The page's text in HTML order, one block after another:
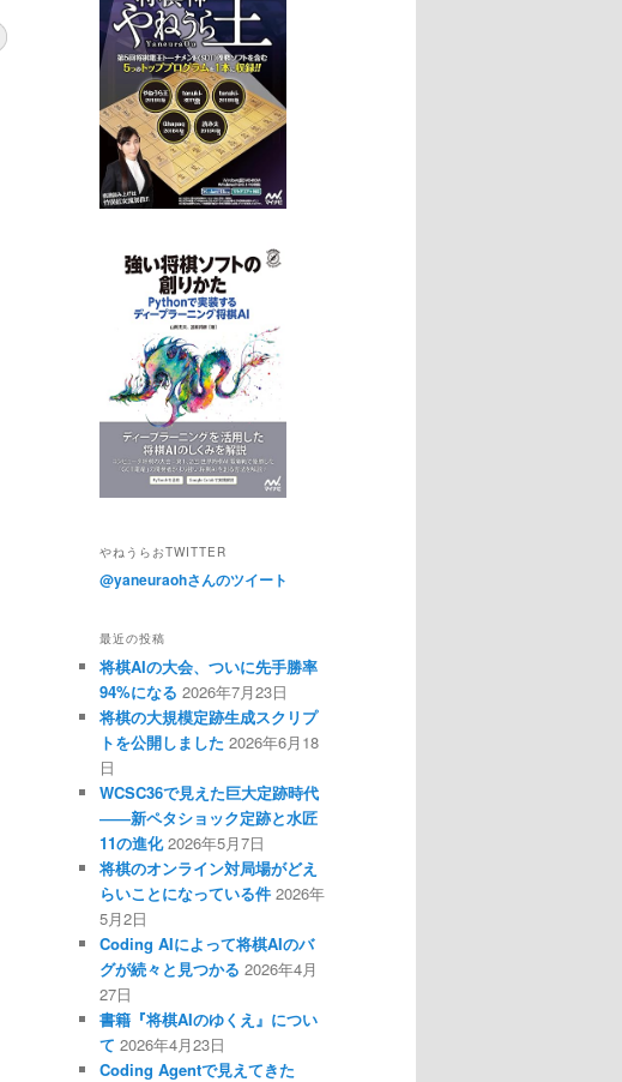
やねうらおTWITTER
@yaneuraohさんのツイート
最近の投稿
将棋AIの大会、ついに先手勝率
94%になる 2026年7月23日
将棋の大規模定跡生成スクリプ
トを公開しました 2026年6月18
日
WCSC36で見えた巨大定跡時代
――新ペタショック定跡と水匠
11の進化 2026年5月7日
将棋のオンライン対局場がどえ
らいことになっている件 2026年
5月2日
Coding AIによって将棋AIのバ
グが続々と見つかる 2026年4月
27日
書籍『将棋AIのゆくえ』につい
て 2026年4月23日
Coding Agentで見えてきた